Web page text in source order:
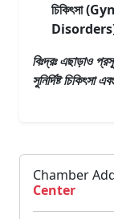
চিকিৎসা
বিঃদ্রঃ এছাড়াও
সুনির্দিষ্ট চিকিৎসা
Chamber
Center